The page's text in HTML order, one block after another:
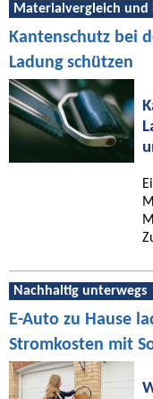
Materialvergleich und
Kantenschutz bei
Ladung schützen
Nachhaltig unterwegs
E-Auto zu Hause
Stromkosten mit